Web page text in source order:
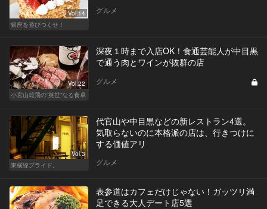
Vol.14
銀座を遊びつくせ！
グルメ
Vol.22
小宮山雄飛の“英世”なる食卓
深夜１時まで入店OK！食通芸能人が中目黒
で通う肉とワインが抜群の店
グルメ
Vol.3
東横線プライド。
代官山や中目黒などの新レストラン4選。
気取らないのに本格派の店は、行きつけに
する価値アリ
グルメ
表参道はカフェだけじゃない！ガッツリ満
足できる大人デート店5選